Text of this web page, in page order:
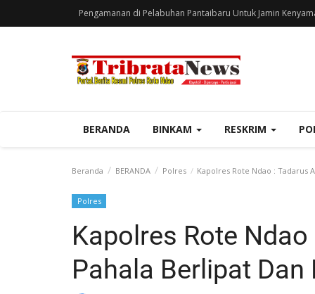
Pengamanan di Pelabuhan Pantaibaru Untuk Jamin
BERANDA BINKAM RESKRIM
Beranda BERANDA Polres Kapolres Rote Ndao : Tadarus
Polres
Kapolres Rote
Pahala Berlipat